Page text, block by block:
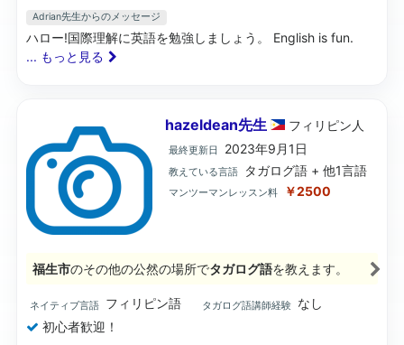
Adrian先生からのメッセージ
ハロー!国際理解に英語を勉強しましょう。 English is fun.
... もっと見る
hazeldean先生 フィリピン 人
最終更新日 2023年9月1日
教えている言語 タガログ語 + 他1言語
マンツーマンレッスン料 ￥2500
福生市のその他の公然の場所でタガログ語を教えます。
ネイティブ言語 フィリピン語 タガログ語講師経験
なし
初心者歓迎！